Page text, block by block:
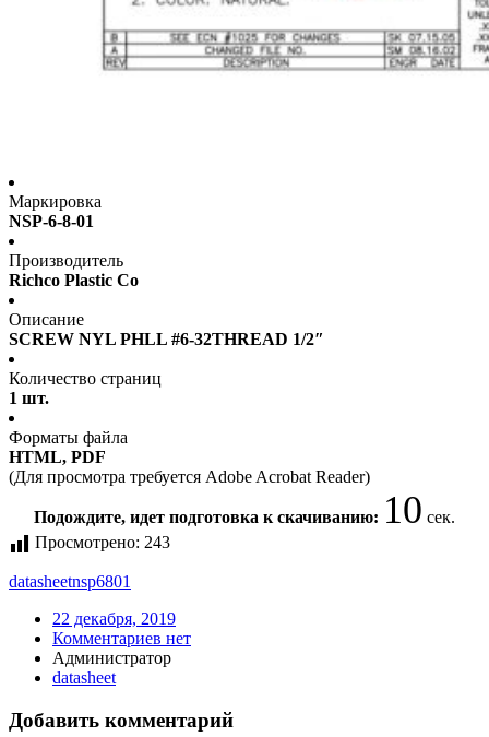
Маркировка
NSP-6-8-01
Производитель
Richco Plastic Co
Описание
SCREW NYL PHLL #6-32THREAD 1/2″
Количество страниц
1 шт.
Форматы файла
HTML, PDF
(Для просмотра требуется Adobe Acrobat Reader)
Подождите, идет подготовка к скачиванию: 10 сек.
Просмотрено: 243
datasheetnsp6801
22 декабря, 2019
Комментариев нет
Администратор
datasheet
Добавить комментарий